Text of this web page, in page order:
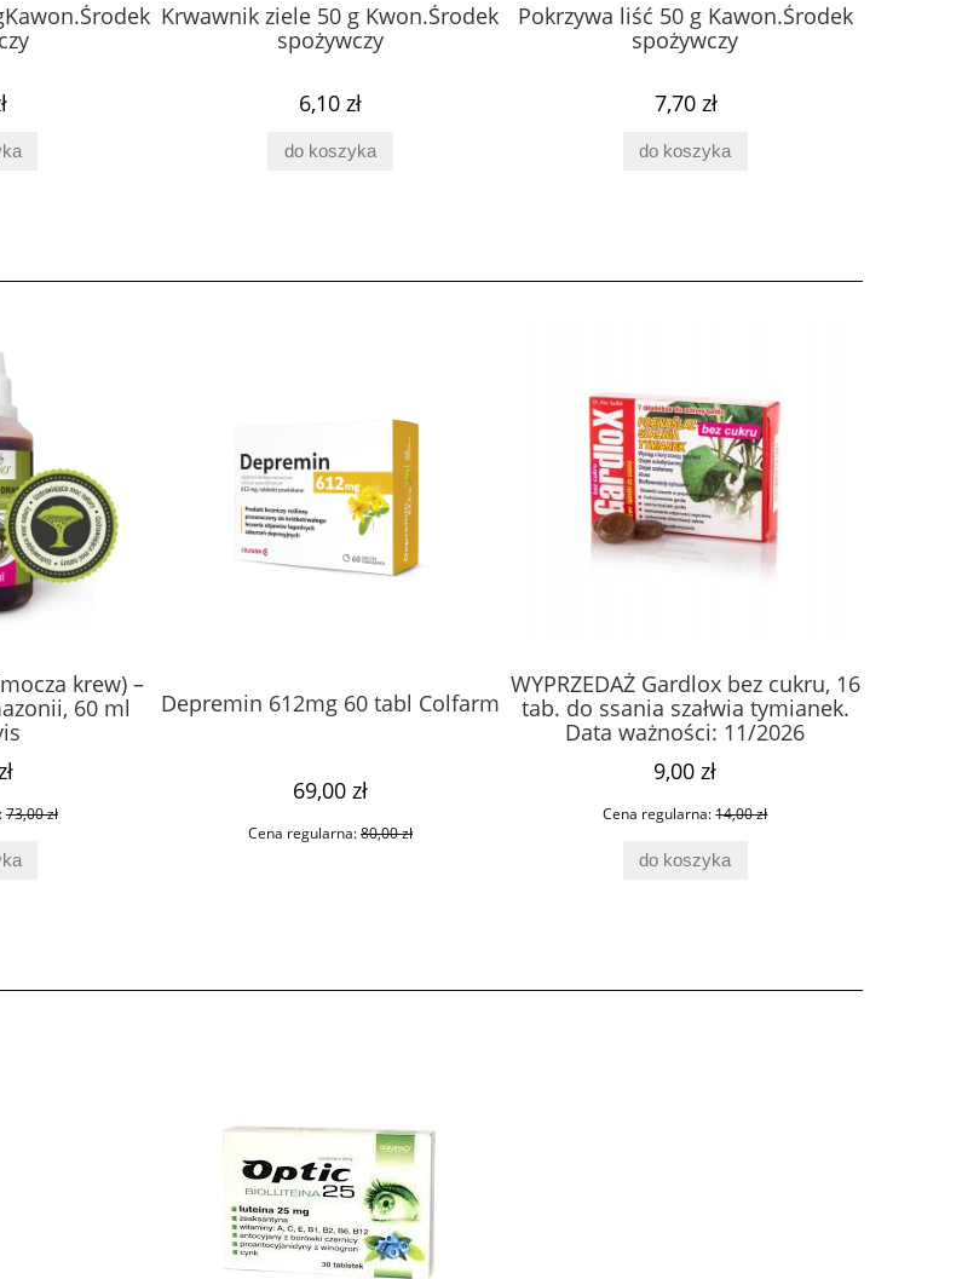
Krwawnik ziele 50 g Kwon.Środek
spożywczy
6,10 zł
do koszyka
Pokrzywa liść 50 g Kawon.Środek
spożywczy
7,70 zł
do koszyka
krew) –
60 ml
73,00 zł
Depremin 612mg 60 tabl Colfarm
69,00 zł
Cena regularna:80,00 zł
WYPRZEDAŻ Gardlox bez cukru, 16
tab. do ssania szałwia tymianek.
Data ważności: 11/2026
9,00 zł
Cena regularna:14,00 zł
do koszyka